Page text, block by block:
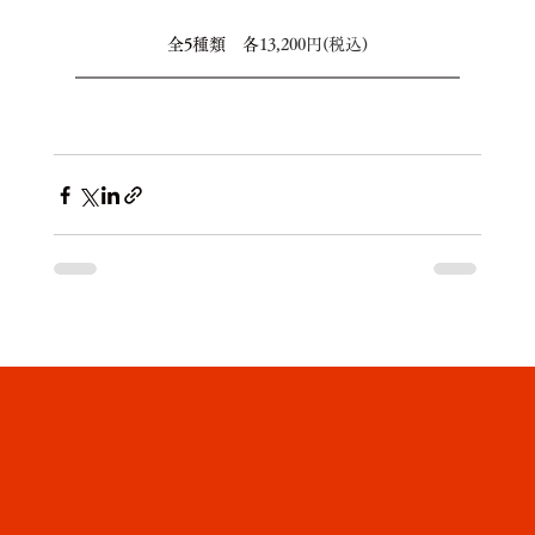
全5種類　各13,200円(税込)